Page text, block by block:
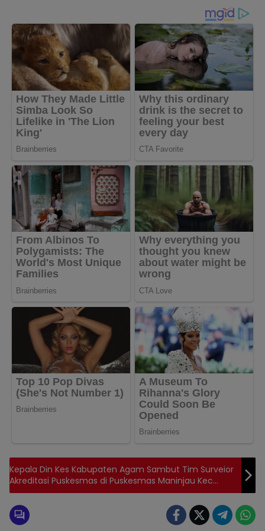
Kepala Din Kes Kabupaten Agam Sambut Tim Surveior
Akreditasi Puskesmas di Puskesmas Maninjau Kec
Tanjung Raya.